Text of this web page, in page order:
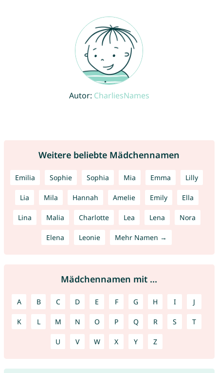
Autor: CharliesNames
Weitere beliebte Mädchennamen
Emilia Sophie Sophia Mia Emma Lilly
Lia Mila Hannah Amelie Emily Ella
Lina Malia Charlotte Lea Lena Nora
Elena Leonie Mehr Namen →
Mädchennamen mit ...
A B C D E F G H I J
K L M N O P Q R S T
U V W X Y Z